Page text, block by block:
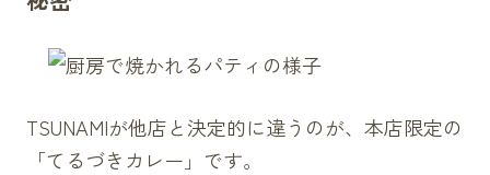
TSUNAMIが他店と決定的に違うのが、本店限定の
「てるづきカレー」です。